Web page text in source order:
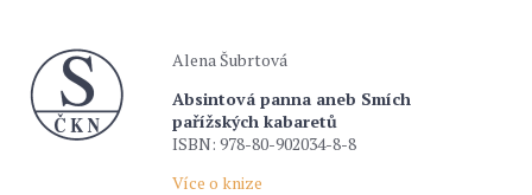
Alena Šubrtová
Absintová panna aneb Smích
pařížských kabaretů
ISBN: 978-80-902034-8-8
Více o knize